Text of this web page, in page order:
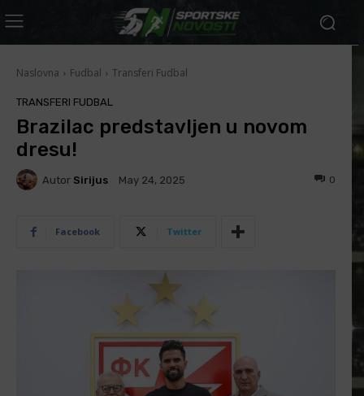
Naslovna Fudbal Transferi Fudbal
TRANSFERI FUDBAL
Brazilac predstavljen u novom
dresu!
Autor Sirijus May 24, 2025 0
Facebook Twitter